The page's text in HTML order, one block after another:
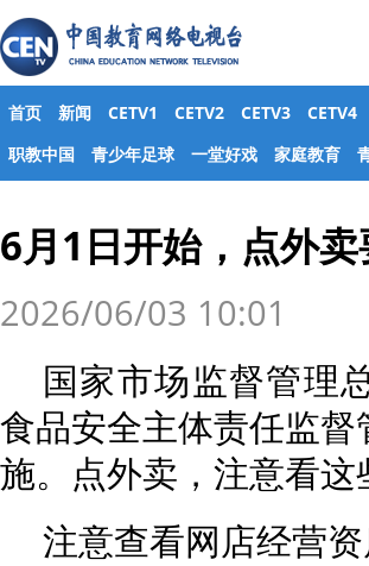
首页 新闻 CETV1 CETV2 CETV3 CETV4
职教中国
青少年足球 一堂好戏 家庭教育
6月1日开始，点外
2026/06/03 10:01
国家市场监督管理
食品安全主体责任监
施。点外卖，注意看这
注意查看网店经营